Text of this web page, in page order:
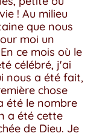
! Au milieu
que nous
moi un
ce mois où le
célébré, j'ai
nous a été fait,
chose
été le nombre
a été cette
de Dieu. Je